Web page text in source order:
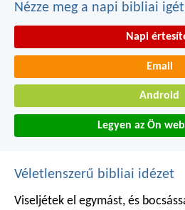
Nézze meg a napi bibliai
Napi
Email
Android
Legyen az Ön
Véletlenszerű bibliai idézet
Viseljétek el egymást, és